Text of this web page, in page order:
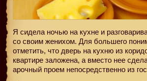
Я сидела ночью на кухне и
со своим женихом. Для большего
отметить, что дверь на кухню из
квартире заложена, а вместо нее
арочный проем непосредственно из